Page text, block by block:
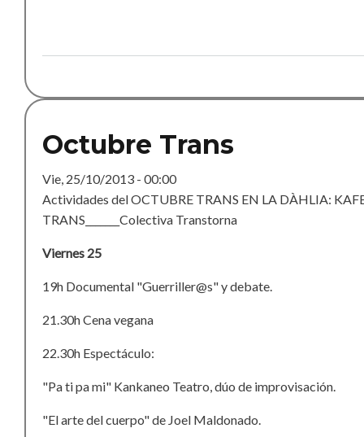
Octubre Trans
Vie, 25/10/2013 - 00:00
Actividades del OCTUBRE TRANS EN LA DÀHLIA:
TRANS_______Colectiva Transtorna
Viernes 25
19h Documental "Guerriller@s" y debate.
21.30h Cena vegana
22.30h Espectáculo:
"Pa ti pa mi" Kankaneo Teatro, dúo de improvisación.
"El arte del cuerpo" de Joel Maldonado.